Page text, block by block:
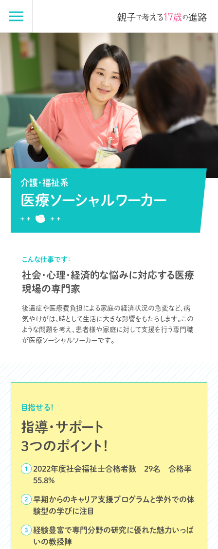
介護・福祉系
医療ソーシャルワーカー
こんな仕事です：
社会・心理・経済的な悩みに対応する医療
現場の専門家
後遺症や医療費負担による家庭の経済状況の急変など、病
気やけがは、時として生活に大きな影響をもたらします。この
ような問題を考え、患者様や家庭に対して支援を行う専門職
が医療ソーシャルワーカーです。
目指せる！
指導・サポート
3つのポイント！
2022年度社会福祉士合格者数 29名 合格率
55.8%
早期からのキャリア支援プログラムと学外での体
験型の学びに注目
経験豊富で専門分野の研究に優れた魅力いっぱ
いの教授陣